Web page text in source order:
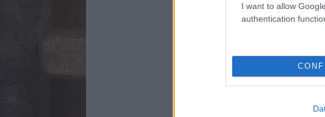
I want to allow
authentication